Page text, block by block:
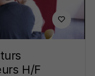
H/F